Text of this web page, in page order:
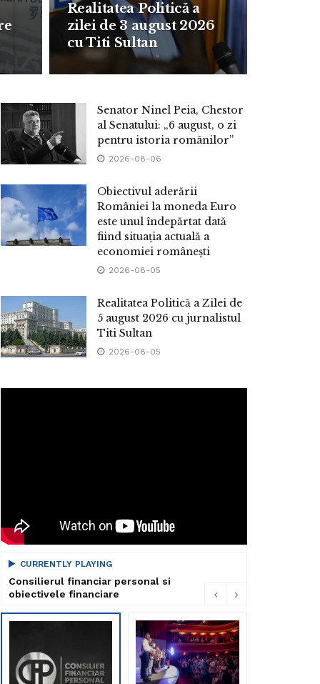
Realitatea Politică a
zilei de 3 august 2026
cu Titi Sultan
Senator Ninel Peia, Chestor
al Senatului: „6 august, o zi
pentru istoria românilor”
2026-08-06
Obiectivul aderării
României la moneda Euro
este unul îndepărtat dată
fiind situația actuală a
economiei românești
2026-08-05
Realitatea Politică a Zilei de
5 august 2026 cu jurnalistul
Titi Sultan
2026-08-05
CURRENTLY PLAYING
Consilierul financiar personal si
obiectivele financiare